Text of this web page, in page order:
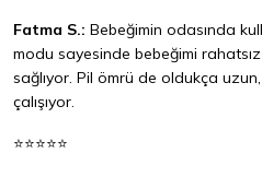
Fatma S.: Bebeğimin odasında
modu sayesinde bebeğimi
sağlıyor. Pil ömrü de oldukça
çalışıyor.
⭐⭐⭐⭐⭐